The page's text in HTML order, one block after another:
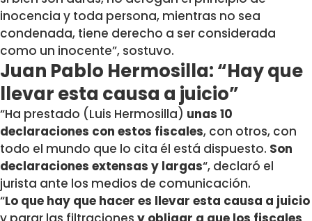
inocencia y toda persona, mientras no sea
condenada, tiene derecho a ser considerada
como un inocente”, sostuvo.
Juan Pablo Hermosilla: “Hay que
llevar esta causa a juicio”
“Ha prestado (Luis Hermosilla) unas 10
declaraciones con estos fiscales, con otros, con
todo el mundo que lo cita él está dispuesto. Son
declaraciones extensas y largas“, declaró el
jurista ante los medios de comunicación.
“Lo que hay que hacer es llevar esta causa a juicio